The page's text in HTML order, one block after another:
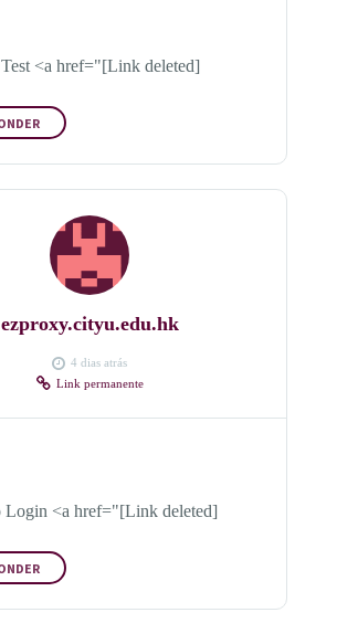
<a href="[Link deleted]
ezproxy.cityu.edu.hk
4 dias atrás
Link permanente
Login <a href="[Link deleted]